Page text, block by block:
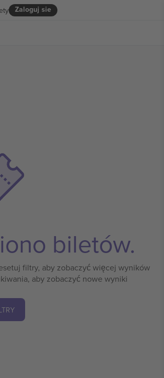
Zaloguj sie
biletów.
filtry, aby zobaczyć więcej wyników
aby zobaczyć nowe wyniki